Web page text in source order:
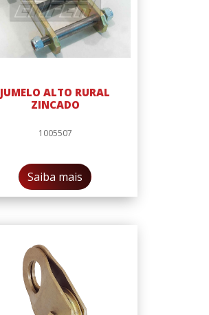
JUMELO ALTO RURAL
ZINCADO
1005507
Saiba mais